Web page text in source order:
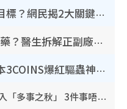
裝修拆鐵閘隨時變賊人目標？網民揭2大關鍵用途：裝新式等於白裝？附新舊鐵閘分別
網傳公院改用內地/副廠藥？醫生拆解正副廠分別 揭4類人換藥隨時出事
怕蟲人士夏日救星！日本3COINS爆紅驅蟲神器$45起 1招「全程免觸碰」輕鬆搞定小強
立秋2026｜8月7日立秋進入「多事之秋」 3件事唔做得！專家教6招開運 清枱頭／銀包納氣接好運